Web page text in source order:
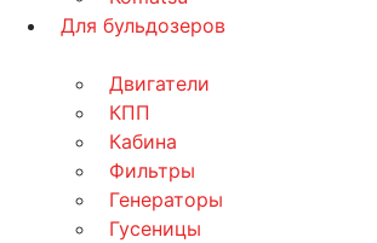
Для бульдозеров
Двигатели
КПП
Кабина
Фильтры
Генераторы
Гусеницы